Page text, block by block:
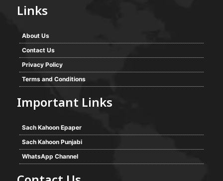
Links
About Us
Contact Us
Privacy Policy
Terms and Conditions
Important Links
Sach Kahoon Epaper
Sach Kahoon Punjabi
WhatsApp Channel